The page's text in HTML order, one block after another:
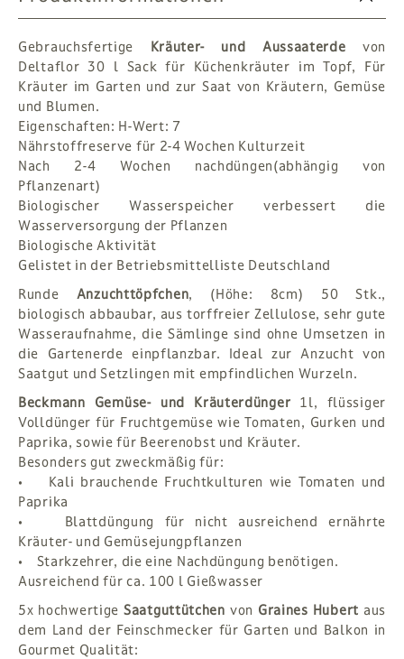
Gebrauchsfertige Kräuter- und Aussaaterde von
Deltaflor 30 l Sack für Küchenkräuter im Topf, Für
Kräuter im Garten und zur Saat von Kräutern, Gemüse
und Blumen.
Eigenschaften: H-Wert: 7
Nährstoffreserve für 2-4 Wochen Kulturzeit
Nach 2-4 Wochen nachdüngen(abhängig von
Pflanzenart)
Biologischer Wasserspeicher verbessert die
Wasserversorgung der Pflanzen
Biologische Aktivität
Gelistet in der Betriebsmittelliste Deutschland
Runde Anzuchttöpfchen, (Höhe: 8cm) 50 Stk.,
biologisch abbaubar, aus torffreier Zellulose, sehr gute
Wasseraufnahme, die Sämlinge sind ohne Umsetzen in
die Gartenerde einpflanzbar. Ideal zur Anzucht von
Saatgut und Setzlingen mit empfindlichen Wurzeln.
Beckmann Gemüse- und Kräuterdünger 1l, flüssiger
Volldünger für Fruchtgemüse wie Tomaten, Gurken und
Paprika, sowie für Beerenobst und Kräuter.
Besonders gut zweckmäßig für:
• Kali brauchende Fruchtkulturen wie Tomaten und
Paprika
• Blattdüngung für nicht ausreichend ernährte
Kräuter- und Gemüsejungpflanzen
• Starkzehrer, die eine Nachdüngung benötigen.
Ausreichend für ca. 100 l Gießwasser
5x hochwertigeSaatguttütchen von Graines Hubert aus
dem Land der Feinschmecker für Garten und Balkon in
Gourmet Qualität: